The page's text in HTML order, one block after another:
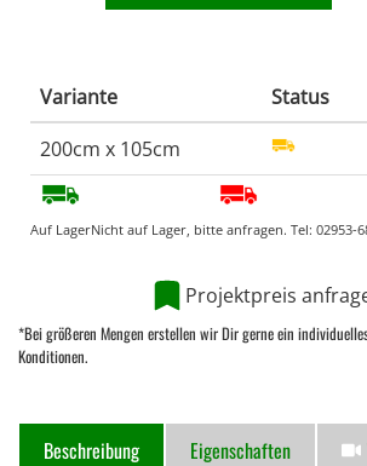
Variante
Status
200cm x 105cm
Auf LagerNicht auf Lager, bitte anfragen. Tel: 02953-
Projektpreis
*Bei größeren Mengen erstellen wir Dir gerne ein
Konditionen.
Beschreibung Eigenschaften